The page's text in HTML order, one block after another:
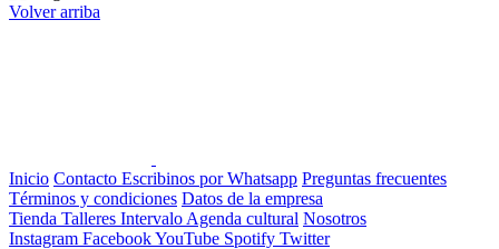
Volver arriba
Inicio Contacto Escribinos por Whatsapp Preguntas frecuentes
Términos y condiciones Datos de la empresa
Tienda Talleres Intervalo Agenda cultural Nosotros
Instagram FacebookYouTube Spotify Twitter